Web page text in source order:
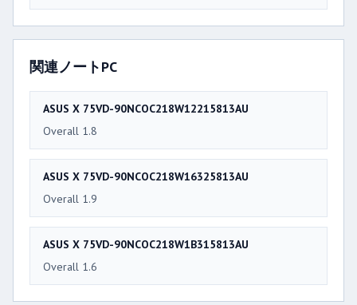
関連ノートPC
ASUS X 75VD-90NCOC218W12215813AU
Overall 1.8
ASUS X 75VD-90NCOC218W16325813AU
Overall 1.9
ASUS X 75VD-90NCOC218W1B315813AU
Overall 1.6